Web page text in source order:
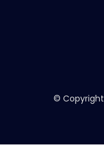
© Copyright